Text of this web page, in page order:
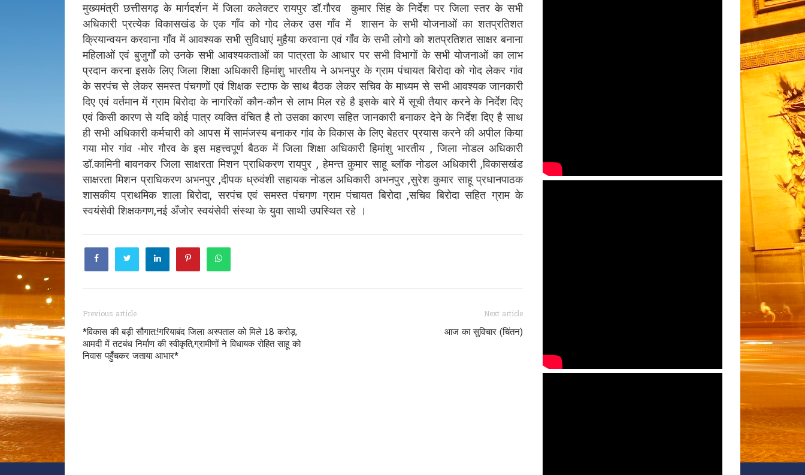
मुख्यमंत्री छत्तीसगढ़ के मार्गदर्शन में जिला कलेक्टर रायपुर डॉ.गौरव कुमार सिंह के निर्देश पर जिला स्तर के सभी
अधिकारी प्रत्येक विकासखंड के एक गाँव को गोद लेकर उस गाँव में शासन के सभी योजनाओं का शतप्रतिशत
क्रियान्वयन करवाना गाँव में आवश्यक सभी सुविधाएं मुहैया करवाना एवं गाँव के सभी लोगो को शतप्रतिशत साक्षर बनाना
महिलाओं एवं बुजुर्गों को उनके सभी आवश्यकताओं का पात्रता के आधार पर सभी विभागों के सभी योजनाओं का लाभ
प्रदान करना इसके लिए जिला शिक्षा अधिकारी हिमांशु भारतीय ने अभनपुर के ग्राम पंचायत बिरोदा को गोद लेकर गांव
के सरपंच से लेकर समस्त पंचगणों एवं शिक्षक स्टाफ के साथ बैठक लेकर सचिव के माध्यम से सभी आवश्यक जानकारी
दिए एवं वर्तमान में ग्राम बिरोदा के नागरिकों कौन-कौन से लाभ मिल रहे है इसके बारे में सूची तैयार करने के निर्देश दिए
एवं किसी कारण से यदि कोई पात्र व्यक्ति वंचित है तो उसका कारण सहित जानकारी बनाकर देने के निर्देश दिए है साथ
ही सभी अधिकारी कर्मचारी को आपस में सामंजस्य बनाकर गांव के विकास के लिए बेहतर प्रयास करने की अपील किया
गया मोर गांव -मोर गौरव के इस महत्त्वपूर्ण बैठक में जिला शिक्षा अधिकारी हिमांशु भारतीय , जिला नोडल अधिकारी
डॉ.कामिनी बावनकर जिला साक्षरता मिशन प्राधिकरण रायपुर , हेमन्त कुमार साहू ब्लॉक नोडल अधिकारी ,विकासखंड
साक्षरता मिशन प्राधिकरण अभनपुर ,दीपक ध्रुवंशी सहायक नोडल अधिकारी अभनपुर ,सुरेश कुमार साहू प्रधानपाठक
शासकीय प्राथमिक शाला बिरोदा, सरपंच एवं समस्त पंचगण ग्राम पंचायत बिरोदा ,सचिव बिरोदा सहित ग्राम के
स्वयंसेवी शिक्षकगण,नई अँजोर स्वयंसेवी संस्था के युवा साथी उपस्थित रहे ।
Previous article
*विकास की बड़ी सौगात:!गरियाबंद जिला अस्पताल को मिले 18 करोड़,
आमदी में तटबंध निर्माण की स्वीकृति,ग्रामीणों ने विधायक रोहित साहू को
निवास पहुँचकर जताया आभार*
Next article
आज का सुविचार (चिंतन)